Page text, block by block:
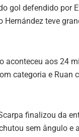
gol defendido por
teve
aconteceu aos 24
categoria e Ruan
finalizou da
sem ângulo